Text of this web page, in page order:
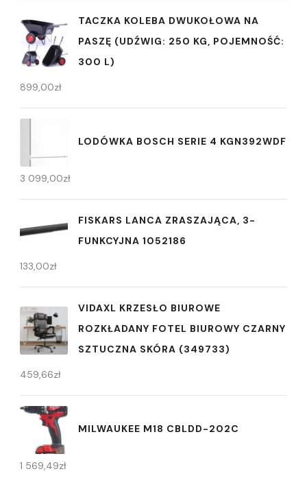
TACZKA KOLEBA DWUKOŁOWA NA
PASZĘ (UDŹWIG: 250 KG, POJEMNOŚĆ:
300 L)
899,00zł
LODÓWKA BOSCH SERIE 4 KGN392WDF
3 099,00zł
FISKARS LANCA ZRASZAJĄCA, 3-
FUNKCYJNA 1052186
133,00zł
VIDAXL KRZESŁO BIUROWE
ROZKŁADANY FOTEL BIUROWY CZARNY
SZTUCZNA SKÓRA (349733)
459,66zł
MILWAUKEE M18 CBLDD-202C
1 569,49zł